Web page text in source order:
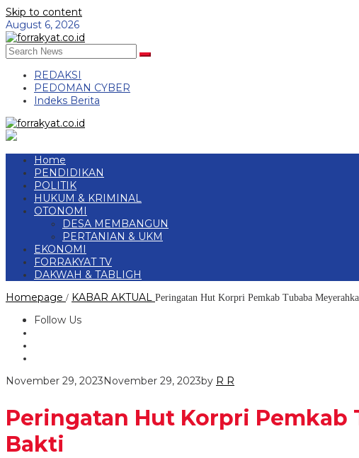
Skip to content
August 6, 2026
REDAKSI
PEDOMAN CYBER
Indeks Berita
Home
PENDIDIKAN
POLITIK
HUKUM & KRIMINAL
OTONOMI
DESA MEMBANGUN
PERTANIAN & UKM
EKONOMI
FORRAKYAT TV
DAKWAH & TABLIGH
Homepage / KABAR AKTUAL Peringatan Hut Korpri Pemkab Tubaba
Follow Us
November 29, 2023November 29, 2023by R R
Peringatan Hut Korpri Pemkab
Bakti